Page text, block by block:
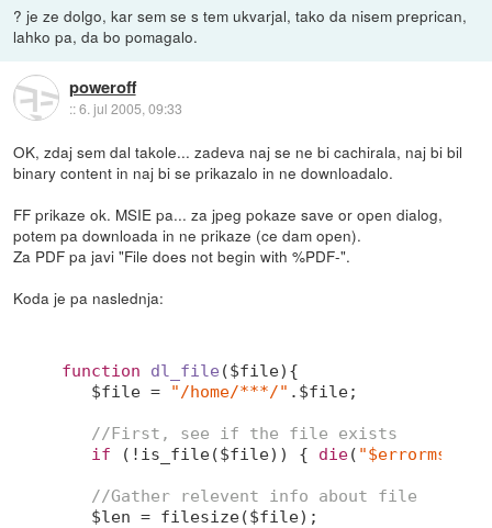
? je ze dolgo, kar sem se s tem ukvarjal, tako da nisem preprican,
lahko pa, da bo pomagalo.
poweroff
::6. jul 2005, 09:33
OK, zdaj sem dal takole... zadeva naj se ne bi cachirala, naj bi bil
binary content in naj bi se prikazalo in ne downloadalo.
FF prikaze ok. MSIE pa... za jpeg pokaze save or open dialog,
potem pa downloada in ne prikaze (ce dam open).
Za PDF pa javi "File does not begin with %PDF-".
Koda je pa naslednja:
function dl_file ($file) {
   $file =
"/home/***/" .$file;
//First, see if the file exists
if (!is_file($file)) { die( "$errormsg"
//Gather relevent info about file
   $len = filesize($file);